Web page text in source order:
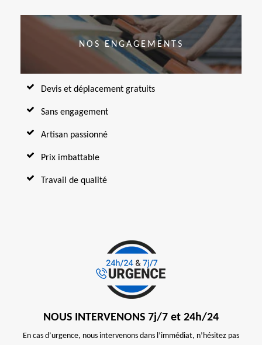
NOS ENGAGEMENTS
Devis et déplacement gratuits
Sans engagement
Artisan passionné
Prix imbattable
Travail de qualité
NOUS INTERVENONS 7j/7 et 24h/24
En cas d’urgence, nous intervenons dans l’immédiat, n’hésitez pas